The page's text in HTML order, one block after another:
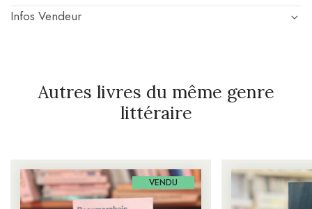
Infos Vendeur
Autres livres du même genre
littéraire
VENDU